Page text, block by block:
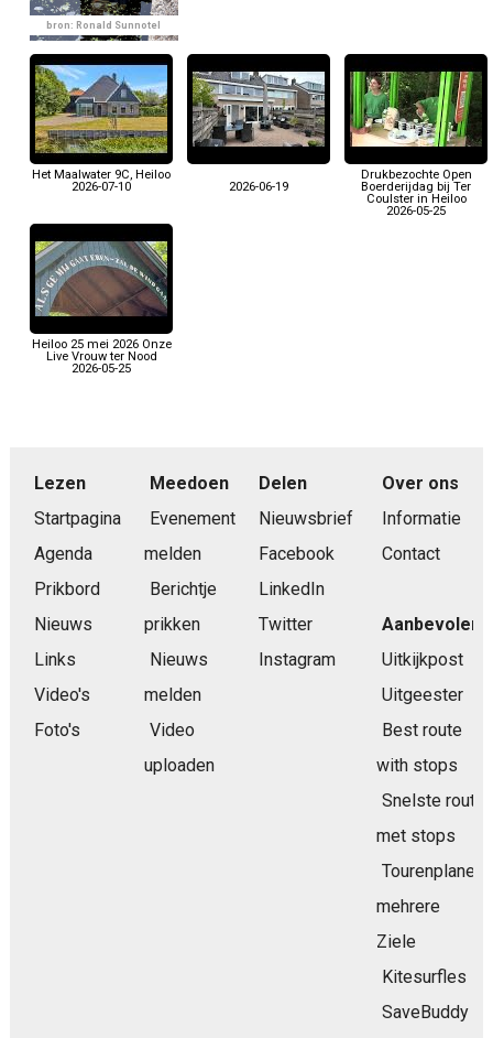
bron: Ronald Sunnotel
Het Maalwater 9C, Heiloo
2026-07-10
2026-06-19
Drukbezochte Open
Boerderijdag bij Ter
Coulster in Heiloo
2026-05-25
Heiloo 25 mei 2026 Onze
Live Vrouw ter Nood
2026-05-25
Lezen
Startpagina
Agenda
Prikbord
Nieuws
Links
Video's
Foto's
Meedoen
Evenement
melden
Berichtje
prikken
Nieuws
melden
Video
uploaden
Delen
Nieuwsbrief
Facebook
LinkedIn
Twitter
Instagram
Over ons
Informatie
Contact
Aanbevolen
Uitkijkpost
Uitgeester
Best route
with stops
Snelste route
met stops
Tourenplaner
mehrere
Ziele
Kitesurfles
SaveBuddy